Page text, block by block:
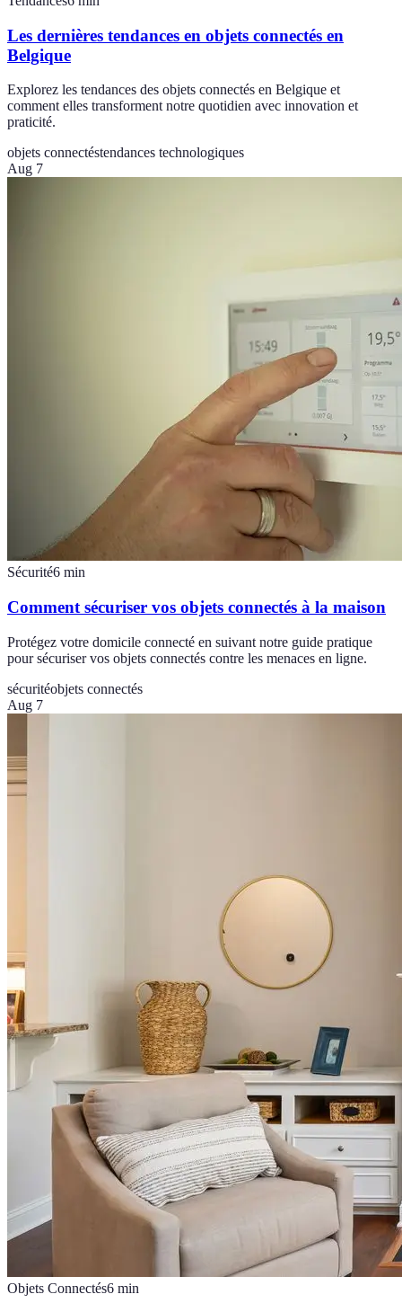
Les dernières tendances en objets connectés en
Belgique
Explorez les tendances des objets connectés en Belgique et
comment elles transforment notre quotidien avec innovation et
praticité.
objets connectéstendances technologiques
Aug 7
Sécurité6 min
Comment sécuriser vos objets connectés à la maison
Protégez votre domicile connecté en suivant notre guide pratique
pour sécuriser vos objets connectés contre les menaces en ligne.
sécuritéobjets connectés
Aug 7
Objets Connectés6 min